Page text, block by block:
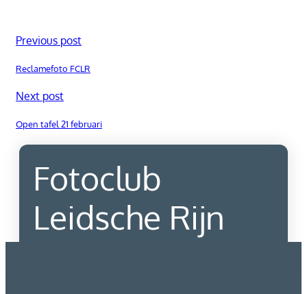
Previous post
Reclamefoto FCLR
Next post
Open tafel 21 februari
Fotoclub
Leidsche Rijn